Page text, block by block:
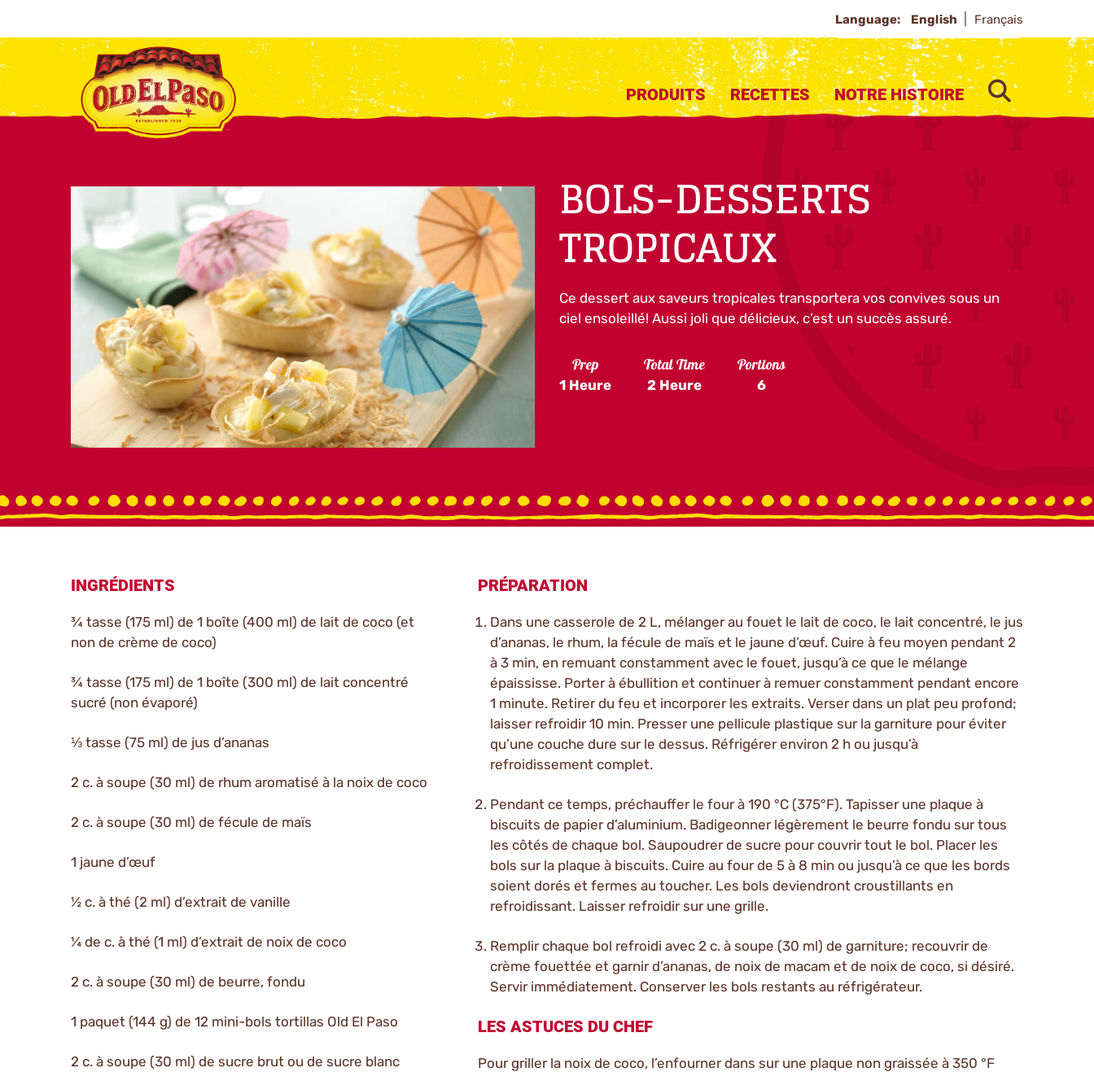
Language: English Français
PRODUITS RECETTES NOTRE HISTOIRE SEARCH
BOLS-DESSERTS
TROPICAUX
Ce dessert aux saveurs tropicales transportera vos convives sous un
ciel ensoleillé! Aussi joli que délicieux, c’est un succès assuré.
Prep
1 Heure
Total Time
2 Heure
Portions
6
INGRÉDIENTS
¾ tasse (175 ml) de 1 boîte (400 ml) de lait de coco (et
non de crème de coco)
¾ tasse (175 ml) de 1 boîte (300 ml) de lait concentré
sucré (non évaporé)
⅓ tasse (75 ml) de jus d’ananas
2 c. à soupe (30 ml) de rhum aromatisé à la noix de coco
2 c. à soupe (30 ml) de fécule de maïs
1 jaune d’œuf
½ c. à thé (2 ml) d’extrait de vanille
¼ de c. à thé (1 ml) d’extrait de noix de coco
2 c. à soupe (30 ml) de beurre, fondu
1 paquet (144 g) de 12 mini-bols tortillas Old El Paso
2 c. à soupe (30 ml) de sucre brut ou de sucre blanc
PRÉPARATION
Dans une casserole de 2 L, mélanger au fouet le lait de coco, le lait concentré, le jus
d’ananas, le rhum, la fécule de maïs et le jaune d’œuf. Cuire à feu moyen pendant 2
à 3 min, en remuant constamment avec le fouet, jusqu’à ce que le mélange
épaississe. Porter à ébullition et continuer à remuer constamment pendant encore
1 minute. Retirer du feu et incorporer les extraits. Verser dans un plat peu profond;
laisser refroidir 10 min. Presser une pellicule plastique sur la garniture pour éviter
qu’une couche dure sur le dessus. Réfrigérer environ 2 h ou jusqu’à
refroidissement complet.
Pendant ce temps, préchauffer le four à 190 °C (375°F). Tapisser une plaque à
biscuits de papier d’aluminium. Badigeonner légèrement le beurre fondu sur tous
les côtés de chaque bol. Saupoudrer de sucre pour couvrir tout le bol. Placer les
bols sur la plaque à biscuits. Cuire au four de 5 à 8 min ou jusqu’à ce que les bords
soient dorés et fermes au toucher. Les bols deviendront croustillants en
refroidissant. Laisser refroidir sur une grille.
Remplir chaque bol refroidi avec 2 c. à soupe (30 ml) de garniture; recouvrir de
crème fouettée et garnir d’ananas, de noix de macam et de noix de coco, si désiré.
Servir immédiatement. Conserver les bols restants au réfrigérateur.
LES ASTUCES DU CHEF
Pour griller la noix de coco, l’enfourner dans sur une plaque non graissée à 350 °F